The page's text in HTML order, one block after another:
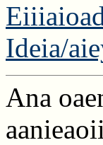
Ideia/
Ana